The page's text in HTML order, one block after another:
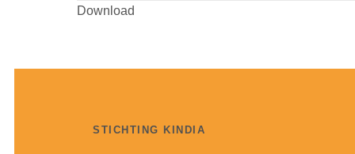
Download
STICHTING KINDIA